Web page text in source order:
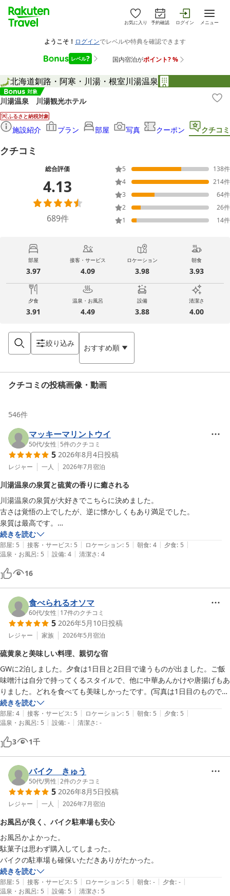
お気に入り 予約確認 ログイン メニュー
北海道釧路・阿寒・川湯・根室川湯温泉
川湯温泉 川湯観光ホテル
ふるさと納税対象
施設紹介 プラン 部屋 写真 クーポン クチコミ
クチコミ
総合評価
4.13
689件
5 138件
4
214件
3
64件
2
26件
1
14件
部屋
3.97
接客・サービス
4.09
ロケーション
3.98
朝食
3.93
夕食
3.91
温泉・お風呂
4.49
設備
3.88
清潔さ
4.00
絞り込み おすすめ順
クチコミの投稿画像・動画
546件
マッキーマリントウイ
50代/女性 | 5件のクチコミ
5 2026年8月4日投稿
レジャー 一人 2026年7月宿泊
川湯温泉の泉質と硫黄の香りに癒される
川湯温泉の泉質が大好きでこちらに決めました。
古さは覚悟の上でしたが、逆に懐かしくもあり満足でした。
泉質は最高です。
硫黄の香りでかなり癒されました。
露天風呂は広くはありませんが、リニューアルされており気持ち良く入
続きを読む
部屋: 5 | 接客・サービス: 5 | ロケーション: 5 | 朝食: 4 | 夕食: 5 |
温泉・お風呂: 5 | 設備: 4 | 清潔さ: 4
16
食べられるオソマ
60代/女性 | 17件のクチコミ
5 2026年5月10日投稿
レジャー 家族 2026年5月宿泊
硫黄泉と美味しい料理、親切な宿
GWに2泊しました。夕食は1日目と2日目で違うものが出ました。ご飯
味噌汁は自分で持ってくるスタイルで、他に中華あんかけや唐揚げもあ
りました。どれを食べても美味しかったです。(写真は1日目のもので
す。)
温泉はガツンと硫黄泉で廊下にも硫黄が香ってきていました。とても温
まり殺菌効果もある良い温泉で1日2回以上は浸かりました。2日目、道
の駅や硫黄山へ観光後、ホテルへ戻り預けた鍵を受け取る際に代表の方
に(霧で見れなかった)摩周湖の話をしていただきました。(温泉ソムリエ
的に)温泉分析表がフロントに置いてあり写真が撮れるのが嬉しいと話
すと、なんと温泉分析表のコピーもいただけました。家宝にします。
遠いですがまた行きたい温泉です。
続きを読む
部屋: 4 | 接客・サービス: 5 | ロケーション: 5 | 朝食: 5 | 夕食: 5 |
温泉・お風呂: 5 | 設備: - | 清潔さ: -
3 1千
バイク きゅう
50代/男性 |2件のクチコミ
5 2026年8月5日投稿
レジャー 一人 2026年7月宿泊
お風呂が良く、バイク駐車場も安心
お風呂かよかった。
駄菓子は思わず購入してしまった。
バイクの駐車場も確保いただきありがたかった。
続きを読む
部屋: 5 | 接客・サービス: 5 | ロケーション: 5 | 朝食: - | 夕食: - |
温泉・お風呂: 5 | 設備: 5 | 清潔さ: 5